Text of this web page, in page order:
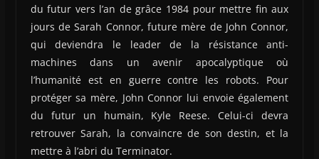
du futur vers l’an de grâce 1984 pour mettre fin aux
jours de Sarah Connor, future mère de John Connor,
qui deviendra le leader de la résistance anti-
machines dans un avenir apocalyptique où
l’humanité est en guerre contre les robots. Pour
protéger sa mère, John Connor lui envoie également
du futur un humain, Kyle Reese. Celui-ci devra
retrouver Sarah, la convaincre de son destin, et la
mettre à l’abri du Terminator.